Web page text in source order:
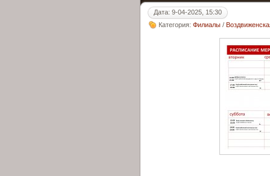
Дата: 9-04-2025, 15:30
Категория: Филиалы /